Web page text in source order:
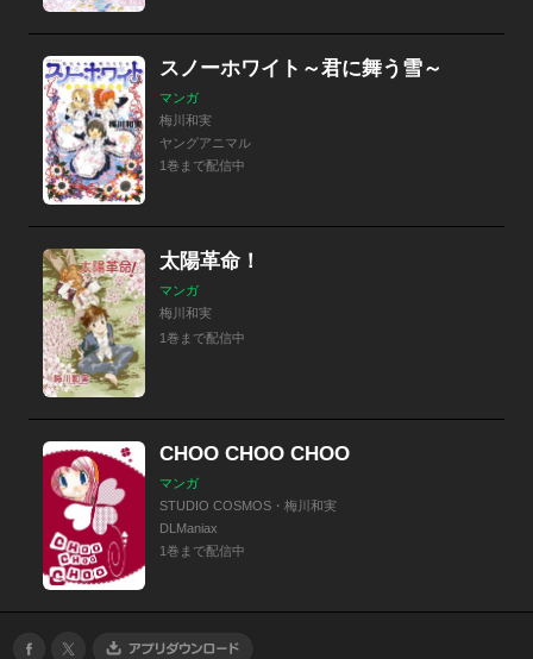
スノーホワイト～君に舞う雪～
マンガ
梅川和実
ヤングアニマル
1巻まで配信中
太陽革命！
マンガ
梅川和実
1巻まで配信中
CHOO CHOO CHOO
マンガ
STUDIO COSMOS・梅川和実
DLManiax
1巻まで配信中